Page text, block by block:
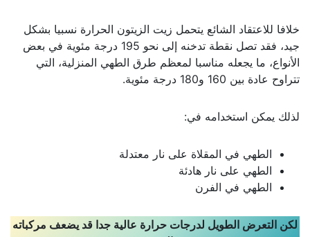
خلافا للاعتقاد الشائع يتحمل زيت الزيتون الحرارة نسبيا بشكل
جيد، فقد تصل نقطة تدخنه إلى نحو 195 درجة مئوية في بعض
الأنواع، ما يجعله مناسبا لمعظم طرق الطهي المنزلية، التي
تتراوح عادة بين 160 و180 درجة مئوية.
لذلك يمكن استخدامه في:
الطهي في المقلاة على نار معتدلة
الطهي على نار هادئة
الطهي في الفرن
لكن التعرض الطويل لدرجات حرارة عالية جدا قد يضعف مركباته